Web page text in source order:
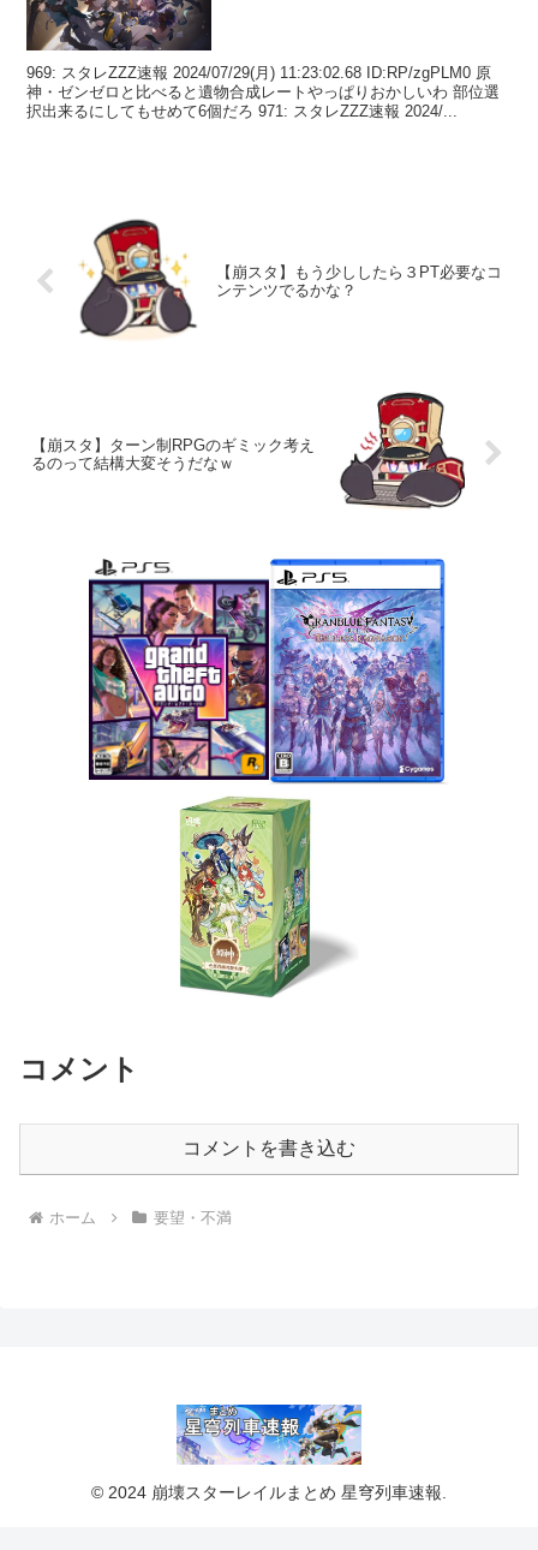
969: スタレZZZ速報 2024/07/29(月) 11:23:02.68 ID:RP/zgPLM0 原
神・ゼンゼロと比べると遺物合成レートやっぱりおかしいわ 部位選
択出来るにしてもせめて6個だろ 971: スタレZZZ速報 2024/...
【崩スタ】もう少ししたら３PT必要なコ
ンテンツでるかな？
【崩スタ】ターン制RPGのギミック考え
るのって結構大変そうだなｗ
コメント
コメントを書き込む
ホーム 要望・不満
© 2024 崩壊スターレイルまとめ 星穹列車速報.